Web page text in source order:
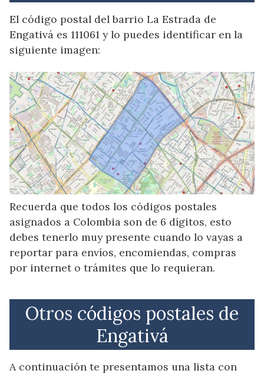
El código postal del barrio La Estrada de
Engativá es 111061 y lo puedes identificar en la
siguiente imagen:
Recuerda que todos los códigos postales
asignados a Colombia son de 6 dígitos, esto
debes tenerlo muy presente cuando lo vayas a
reportar para envíos, encomiendas, compras
por internet o trámites que lo requieran.
Otros códigos postales de
Engativá
A continuación te presentamos una lista con